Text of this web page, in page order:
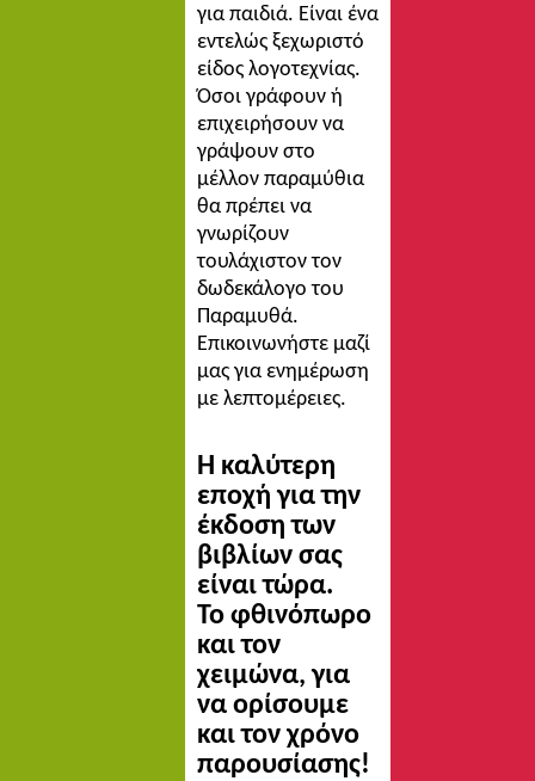
για παιδιά. Είναι ένα
εντελώς ξεχωριστό
είδος λογοτεχνίας.
Όσοι γράφουν ή
επιχειρήσουν να
γράψουν στο
μέλλον παραμύθια
θα πρέπει να
γνωρίζουν
τουλάχιστον τον
δωδεκάλογο του
Παραμυθά.
Επικοινωνήστε μαζί
μας για ενημέρωση
με λεπτομέρειες.
Η καλύτερη
εποχή για την
έκδοση των
βιβλίων σας
είναι τώρα.
Το φθινόπωρο
και τον
χειμώνα, για
να ορίσουμε
και τον χρόνο
παρουσίασης!